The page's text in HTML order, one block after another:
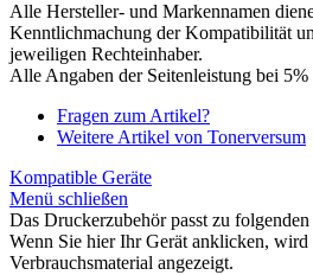
Alle Hersteller- und Markennamen
Kenntlichmachung der Kompatibilität
jeweiligen Rechteinhaber.
Alle Angaben der Seitenleistung bei
Fragen zum Artikel?
Weitere Artikel von Tonerversum
Kompatible Geräte
Menü schließen
Das Druckerzubehör passt zu folgenden
Wenn Sie hier Ihr Gerät anklicken, wird
Verbrauchsmaterial angezeigt.